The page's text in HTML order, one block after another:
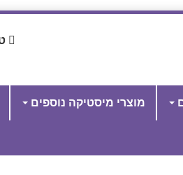
מוצרי מיסטיקה נוספים